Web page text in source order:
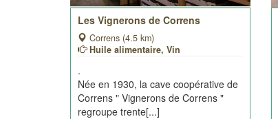
Les Vignerons de Correns
Correns (4.5 km)
Huile alimentaire, Vin
.
Née en 1930, la cave coopérative de
Correns " Vignerons de Correns "
regroupe trente[...]